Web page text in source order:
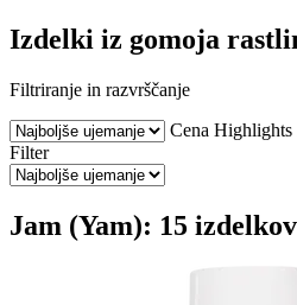
Izdelki iz gomoja
Filtriranje in razvrščanje
Cena Highlights
Filter
Jam (Yam): 15 izdelkov